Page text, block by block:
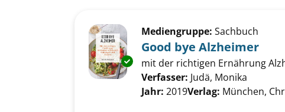
Exemplar-Details von Good bye
Mediengruppe: Sachbuch
Good bye Alzheimer
mit der richtigen Ernährung
Verfasser: Judä, Monika
Jahr: 2019Verlag: München,